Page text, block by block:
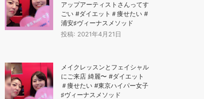
アップアーティストさんってす
ごい #ダイエット＃痩せたい #
浦安♯ヴィーナスメソッド
投稿: 2021年4月21日
メイクレッスンとフェイシャル
にご来店️ 綺麗〜 #ダイエット
＃痩せたい #東京ハイパー女子
♯ヴィーナスメソッド